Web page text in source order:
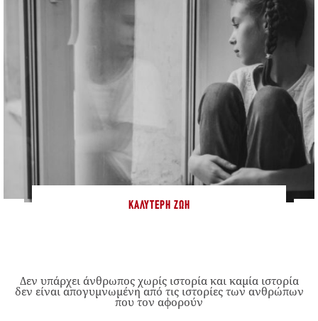
ΚΑΛΎΤΕΡΗ ΖΩΉ
Δεν υπάρχει άνθρωπος χωρίς ιστορία και καμία ιστορία
δεν είναι απογυμνωμένη από τις ιστορίες των ανθρώπων
που τον αφορούν